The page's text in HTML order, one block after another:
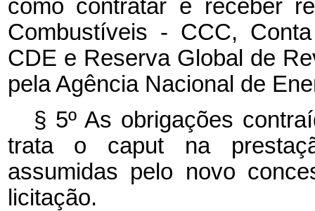
como contratar e receber
Combustíveis - CCC,
CDE e Reserva Global de
pela Agência Nacional de
§ 5º As obrigações
trata o caput na
assumidas pelo novo
licitação.